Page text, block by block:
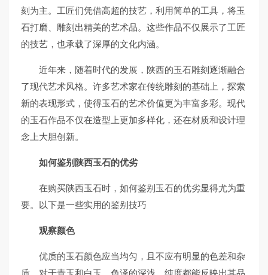
刻为主。工匠们凭借高超的技艺，利用简单的工具，将玉
石打磨、雕刻出精美的艺术品。这些作品不仅展示了工匠
的技艺，也承载了深厚的文化内涵。
近年来，随着时代的发展，陕西的玉石雕刻逐渐融合
了现代艺术风格。许多艺术家在传统雕刻的基础上，探索
新的表现形式，使得玉石的艺术价值更为丰富多彩。现代
的玉石作品不仅在造型上更加多样化，还在材质和设计理
念上大胆创新。
如何鉴别陕西玉石的优劣
在购买陕西玉石时，如何鉴别玉石的优劣显得尤为重
要。以下是一些实用的鉴别技巧
观察颜色
优质的玉石颜色应当均匀，且不应有明显的色差和杂